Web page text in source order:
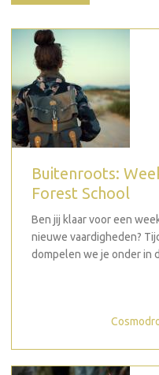
Buitenroots:
Forest School
Ben jij klaar voor een
nieuwe vaardigheden?
dompelen we je onder in